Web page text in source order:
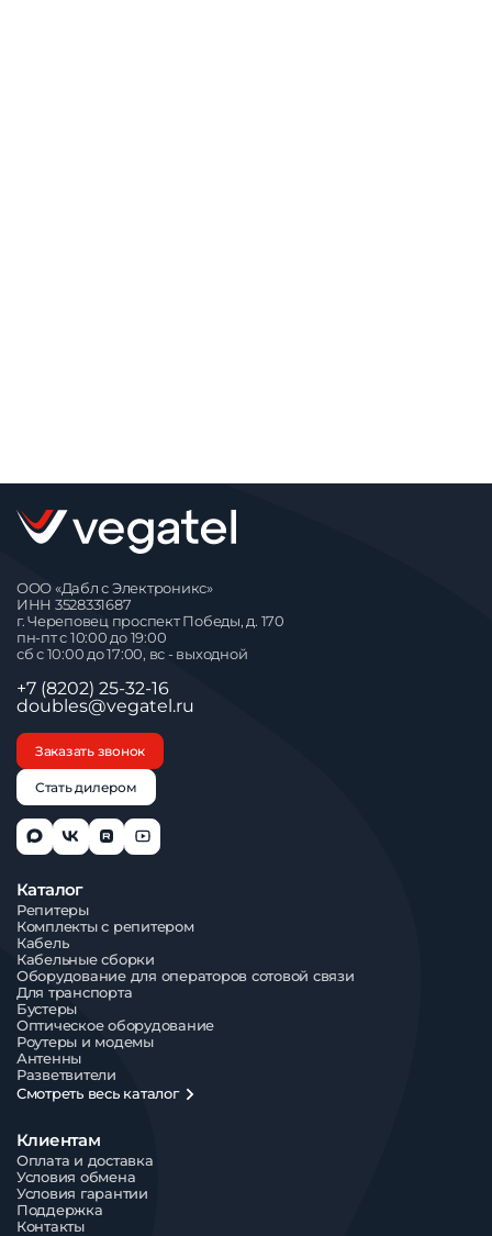
ООО «Дабл с Электроникс»
ИНН 3528331687
г. Череповец проспект Победы, д. 170
пн-пт с 10:00 до 19:00
сб с 10:00 до 17:00, вс - выходной
+7 (8202) 25-32-16
doubles@vegatel.ru
Заказать звонок
Стать дилером
Каталог
Репитеры
Комплекты с репитером
Кабель
Кабельные сборки
Оборудование для операторов сотовой связи
Для транспорта
Бустеры
Оптическое оборудование
Роутеры и модемы
Антенны
Разветвители
Смотреть весь каталог
Клиентам
Оплата и доставка
Условия обмена
Условия гарантии
Поддержка
Контакты